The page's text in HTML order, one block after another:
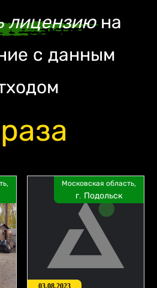
лицензиюна
с данным
Московская область,
г. Подольск
03.08.2023